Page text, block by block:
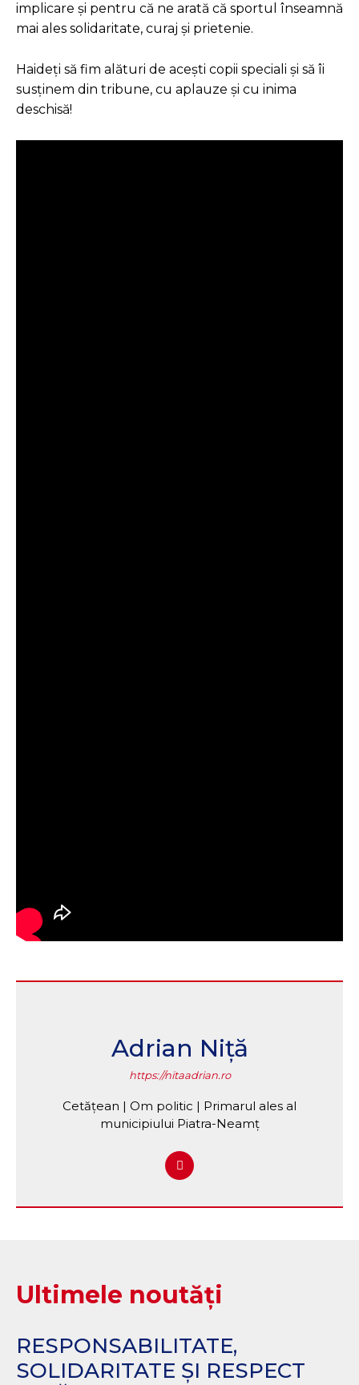
implicare și pentru că ne arată că sportul înseamnă
mai ales solidaritate, curaj și prietenie.
Haideți să fim alături de acești copii speciali și să îi
susținem din tribune, cu aplauze și cu inima
deschisă!
Adrian Niță
https://nitaadrian.ro
Cetățean | Om politic | Primarul ales al
municipiului Piatra-Neamț
Ultimele noutăți
RESPONSABILITATE,
SOLIDARITATE ȘI RESPECT